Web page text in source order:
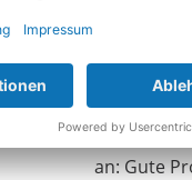
sind in
dort
übrigens
an: Gute